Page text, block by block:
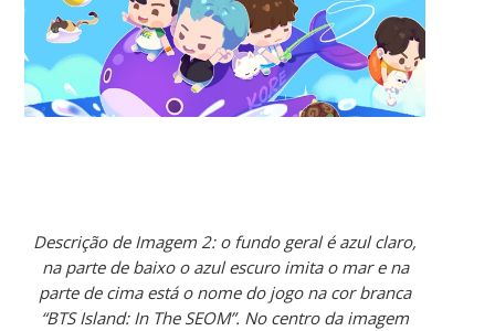
Descrição de Imagem 2: o fundo geral é azul claro,
na parte de baixo o azul escuro imita o mar e na
parte de cima está o nome do jogo na cor branca
“BTS Island: In The SEOM”. No centro da imagem